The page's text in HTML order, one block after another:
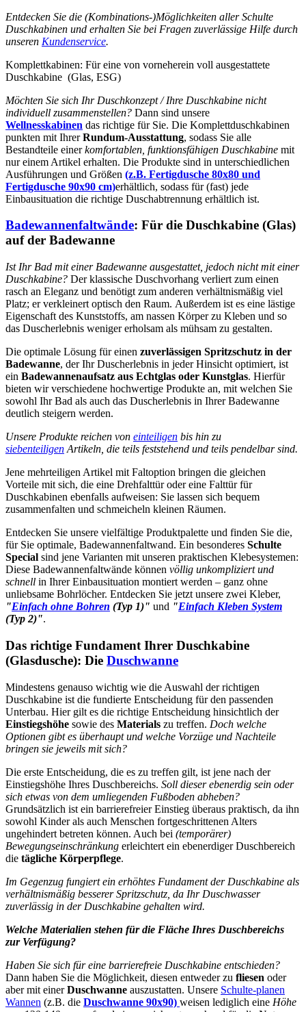
Entdecken Sie die (Kombinations-)Möglichkeiten aller Schulte
Duschkabinen und erhalten Sie bei Fragen zuverlässige Hilfe durch
unseren Kundenservice.
Komplettkabinen: Für eine von vorneherein voll ausgestattete
Duschkabine (Glas, ESG)
Möchten Sie sich Ihr Duschkonzept / Ihre Duschkabine nicht
individuell zusammenstellen? Dann sind unsere
Wellnesskabinen das richtige für Sie. Die Komplettduschkabinen
punkten mit IhrerRundum-Ausstattung, sodass Sie alle
Bestandteile einerkomfortablen, funktionsfähigen Duschkabine mit
nur einem Artikel erhalten. Die Produkte sind in unterschiedlichen
Ausführungen und Größen (z.B. Fertigdusche 80x80 und
Fertigdusche 90x90 cm)erhältlich, sodass für (fast) jede
Einbausituation die richtige Duschabtrennung erhältlich ist.
Badewannenfaltwände: Für die Duschkabine (Glas)
auf der Badewanne
Ist Ihr Bad mit einer Badewanne ausgestattet, jedoch nicht mit einer
Duschkabine? Der klassische Duschvorhang verliert zum einen
rasch an Eleganz und benötigt zum anderen verhältnismäßig viel
Platz; er verkleinert optisch den Raum. Außerdem ist es eine lästige
Eigenschaft des Kunststoffs, am nassen Körper zu Kleben und so
das Duscherlebnis weniger erholsam als mühsam zu gestalten.
Die optimale Lösung für einen zuverlässigen Spritzschutz in der
Badewanne, der Ihr Duscherlebnis in jeder Hinsicht optimiert, ist
ein Badewannenaufsatz aus Echtglas oder Kunstglas. Hierfür
bieten wir verschiedene hochwertige Produkte an, mit welchen Sie
sowohl Ihr Bad als auch das Duscherlebnis in Ihrer Badewanne
deutlich steigern werden.
Unsere Produkte reichen von einteiligen bis hin zu
siebenteiligen Artikeln, die teils feststehend und teils pendelbar sind.
Jene mehrteiligen Artikel mit Faltoption bringen die gleichen
Vorteile mit sich, die eine Drehfalttür oder eine Falttür für
Duschkabinen ebenfalls aufweisen: Sie lassen sich bequem
zusammenfalten und schmeicheln kleinen Räumen.
Entdecken Sie unsere vielfältige Produktpalette und finden Sie die,
für Sie optimale, Badewannenfaltwand. Ein besonderes Schulte
Special sind jene Varianten mit unseren praktischen Klebesystemen:
Diese Badewannenfaltwände können völlig unkompliziert und
schnell in Ihrer Einbausituation montiert werden – ganz ohne
unliebsame Bohrlöcher. Entdecken Sie jetzt unsere zwei Kleber,
"Einfach ohne Bohren (Typ 1)" und "Einfach Kleben System
(Typ 2)".
Das richtige Fundament Ihrer Duschkabine
(Glasdusche): Die Duschwanne
Mindestens genauso wichtig wie die Auswahl der richtigen
Duschkabine ist die fundierte Entscheidung für den passenden
Unterbau. Hier gilt es die richtige Entscheidung hinsichtlich der
Einstiegshöhe sowie des Materials zu treffen. Doch welche
Optionen gibt es überhaupt und welche Vorzüge und Nachteile
bringen sie jeweils mit sich?
Die erste Entscheidung, die es zu treffen gilt, ist jene nach der
Einstiegshöhe Ihres Duschbereichs. Soll dieser ebenerdig sein oder
sich etwas von dem umliegenden Fußboden abheben?
Grundsätzlich ist ein barrierefreier Einstieg überaus praktisch, da ihn
sowohl Kinder als auch Menschen fortgeschrittenen Alters
ungehindert betreten können. Auch bei (temporärer)
Bewegungseinschränkung erleichtert ein ebenerdiger Duschbereich
die tägliche Körperpflege.
Im Gegenzug fungiert ein erhöhtes Fundament der Duschkabine als
verhältnismäßig besserer Spritzschutz, da Ihr Duschwasser
zuverlässig in der Duschkabine gehalten wird.
Welche Materialien stehen für die Fläche Ihres Duschbereichs
zur Verfügung?
Haben Sie sich für eine barrierefreie Duschkabine entschieden?
Dann haben Sie die Möglichkeit, diesen entweder zu fliesen oder
aber mit einerDuschwanne auszustatten. Unsere Schulte-planen
Wannen (z.B. die Duschwanne 90x90) weisen lediglich eine Höhe